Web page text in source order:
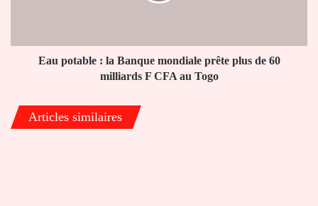
de
CFA
au
Eau potable : la Banque mondiale prête plus de 60
milliards F CFA au Togo
Articles similaires